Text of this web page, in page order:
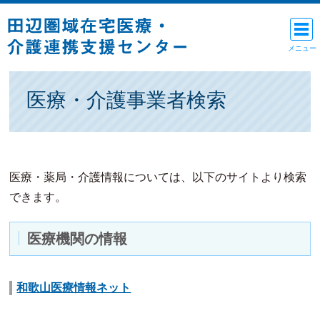
Skip
to
メニュー
医療・介護事業者検索
医療・薬局・介護情報については、以下のサイトより検索
できます。
医療機関の情報
和歌山医療情報ネット